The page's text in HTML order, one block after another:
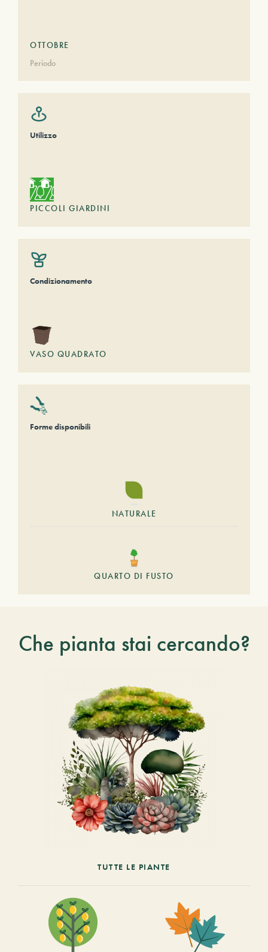
OTTOBRE
Periodo
Utilizzo
PICCOLI GIARDINI
Condizionamento
VASO QUADRATO
Forme disponibili
NATURALE
QUARTO DI FUSTO
Che pianta stai cercando?
TUTTE LE PIANTE